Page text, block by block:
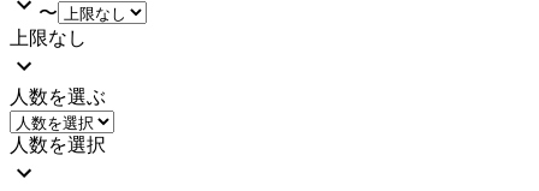
〜
上限なし
人数を選ぶ
人数を選択